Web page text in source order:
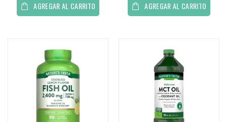
AGREGAR AL CARRITO AGREGAR AL CARRITO